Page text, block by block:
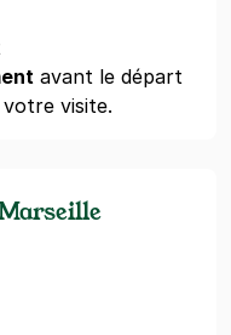
avant le départ
visite.